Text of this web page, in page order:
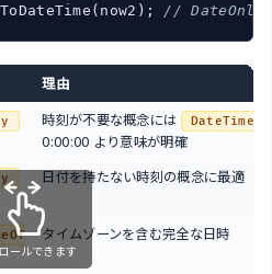
// DateOnly
理由
時刻が不要な概念には DateTime
0:00:00 より意味が明確
日付を持たない時刻の概念に最適
タイムゾーンを含む完全な日時
ールできます